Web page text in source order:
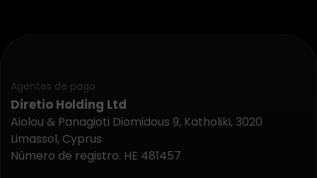
Agentes de pago
Diretio Holding Ltd
Aiolou & Panagioti Diomidous 9, Katholiki, 3020
Limassol, Cyprus
Número de registro. HE 481457